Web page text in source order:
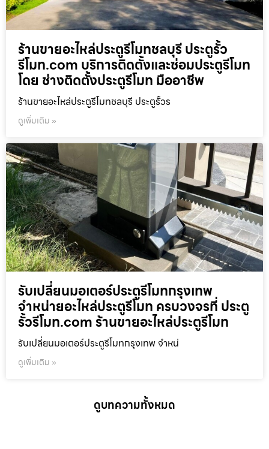
ร้านขายอะไหล่ประตูรีโมทชลบุรี ประตูรั้ว
รีโมท.com บริการติดตั้งและซ่อมประตูรีโมท
โดย ช่างติดตั้งประตูรีโมท มืออาชีพ
ร้านขายอะไหล่ประตูรีโมทชลบุรี ประตูรั้วร
ดูเพิ่มเติม »
รับเปลี่ยนมอเตอร์ประตูรีโมทกรุงเทพ
จำหน่ายอะไหล่ประตูรีโมท ครบวงจรที่ ประตู
รั้วรีโมท.com ร้านขายอะไหล่ประตูรีโมท
รับเปลี่ยนมอเตอร์ประตูรีโมทกรุงเทพ จำหน่
ดูเพิ่มเติม »
ดูบทความทั้งหมด